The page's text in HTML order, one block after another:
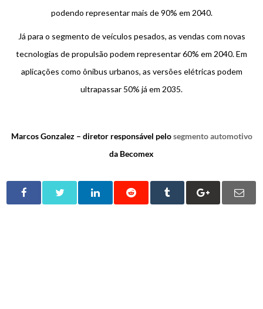
podendo representar mais de 90% em 2040.
Já para o segmento de veículos pesados, as vendas com novas
tecnologias de propulsão podem representar 60% em 2040. Em
aplicações como ônibus urbanos, as versões elétricas podem
ultrapassar 50% já em 2035.
Marcos Gonzalez – diretor responsável pelosegmento automotivo
da Becomex